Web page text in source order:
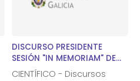
DISCURSO PRESIDENTE
SESIÓN "IN MEMORIAM" DE
LOS ACADÉMICOS DE HONOR
CIENTÍFICO - Discursos